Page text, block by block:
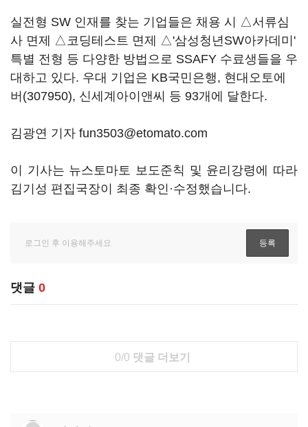
실전형 SW 인재를 찾는 기업들은 채용 시 △서류심
사 면제 △코딩테스트 면제 △'삼성청년SW아카데미'
특별 전형 등 다양한 방법으로 SSAFY 수료생들을 우
대하고 있다. 우대 기업은 KB국민은행, 현대오토에
버(307950), 신세계아이앤씨 등 93개에 달한다.
김광연 기자 fun3503@etomato.com
이 기사는 뉴스토마토 보도준칙 및 윤리강령에 따라
김기성 편집국장이 최종 확인·수정했습니다.
댓글 0
0/0 댓글 더보기